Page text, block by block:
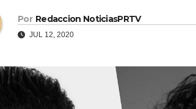
Por Redaccion NoticiasPRTV
JUL 12, 2020